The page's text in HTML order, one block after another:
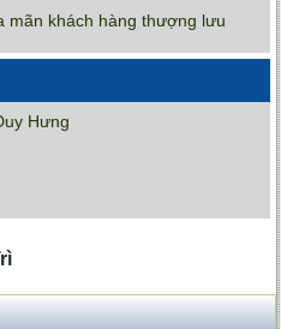
mãn khách hàng thượng lưu
Hưng